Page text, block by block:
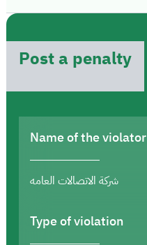
Post a penalty
Name of the violator
شركة الاتصالات العامه
Type of violation